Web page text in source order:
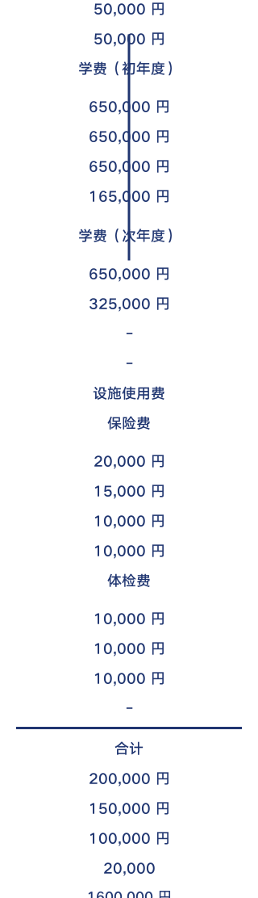
50,000 円
50,000 円
学费（初年度）
650,000 円
650,000 円
650,000 円
165,000 円
学费（次年度）
650,000 円
325,000 円
-
-
​设施使用费
​保险费
20,000 円
15,000 円
10,000 円
10,000 円
​体检费
10,000 円
10,000 円
10,000 円
-
​合计
200,000 円
150,000 円
100,000 円
20,000